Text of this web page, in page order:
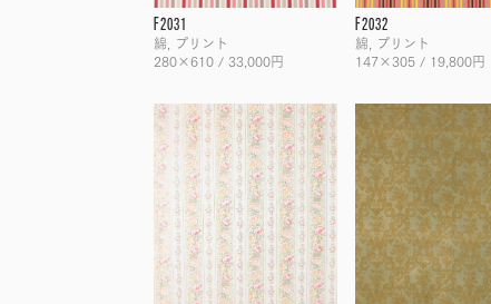
F2031
綿, プリント
280×610 / 33,000円
F2032
綿, プリント
147×305 / 19,800円